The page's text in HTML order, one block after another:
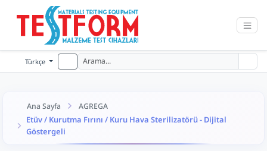
Türkçe
Ana Sayfa AGREGA
Etüv / Kurutma Fırını / Kuru Hava Sterilizatörü - Dijital
Göstergeli